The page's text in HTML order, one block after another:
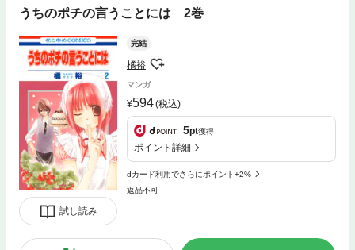
うちのポチの言うことには 2巻
試し読み
完結
橘裕
マンガ
594(税込)
5pt獲得
ポイント詳細
dカード利用でさらにポイント+2%
返品不可